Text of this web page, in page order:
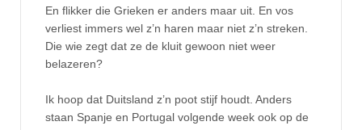
En flikker die Grieken er anders maar uit. En vos
verliest immers wel z’n haren maar niet z’n streken.
Die wie zegt dat ze de kluit gewoon niet weer
belazeren?
Ik hoop dat Duitsland z’n poot stijf houdt. Anders
staan Spanje en Portugal volgende week ook op de